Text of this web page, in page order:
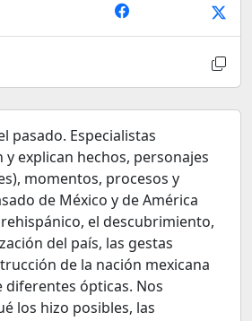
pasado. Especialistas
explican hechos, personajes
momentos, procesos y
de México y de América
el descubrimiento,
del país, las gestas
de la nación mexicana
diferentes ópticas. Nos
los hizo posibles, las